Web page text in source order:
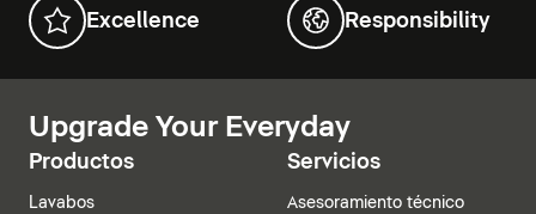
Excellence Responsibility
Upgrade Your Everyday
Productos
Lavabos
Servicios
Asesoramiento técnico